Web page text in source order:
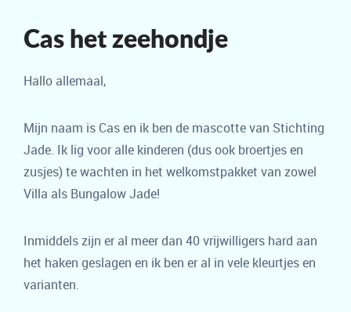
Cas het zeehondje
Hallo allemaal,
Mijn naam is Cas en ik ben de mascotte van Stichting
Jade. Ik lig voor alle kinderen (dus ook broertjes en
zusjes) te wachten in het welkomstpakket van zowel
Villa als Bungalow Jade!
Inmiddels zijn er al meer dan 40 vrijwilligers hard aan
het haken geslagen en ik ben er al in vele kleurtjes en
varianten.